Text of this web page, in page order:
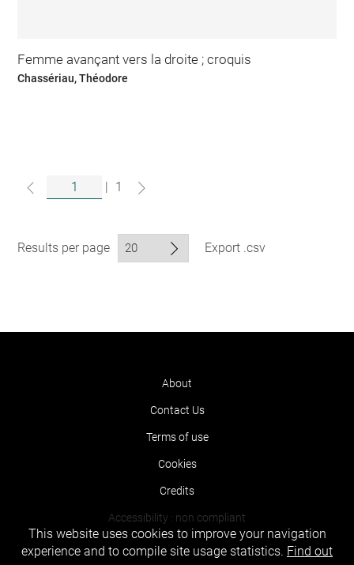
Femme avançant vers la droite ; croquis
Chassériau, Théodore
1
Results per page Export .csv
About
Contact Us
Terms of use
Cookies
Credits
Accessibility : non compliant
This website uses cookies to improve your navigation
experience and to compile site usage statistics. Find out